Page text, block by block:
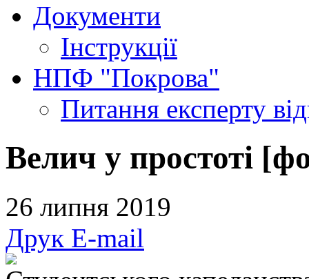
Документи
Інструкції
НПФ "Покрова"
Питання експерту
Велич у простоті
26 липня 2019
Друк E-mail